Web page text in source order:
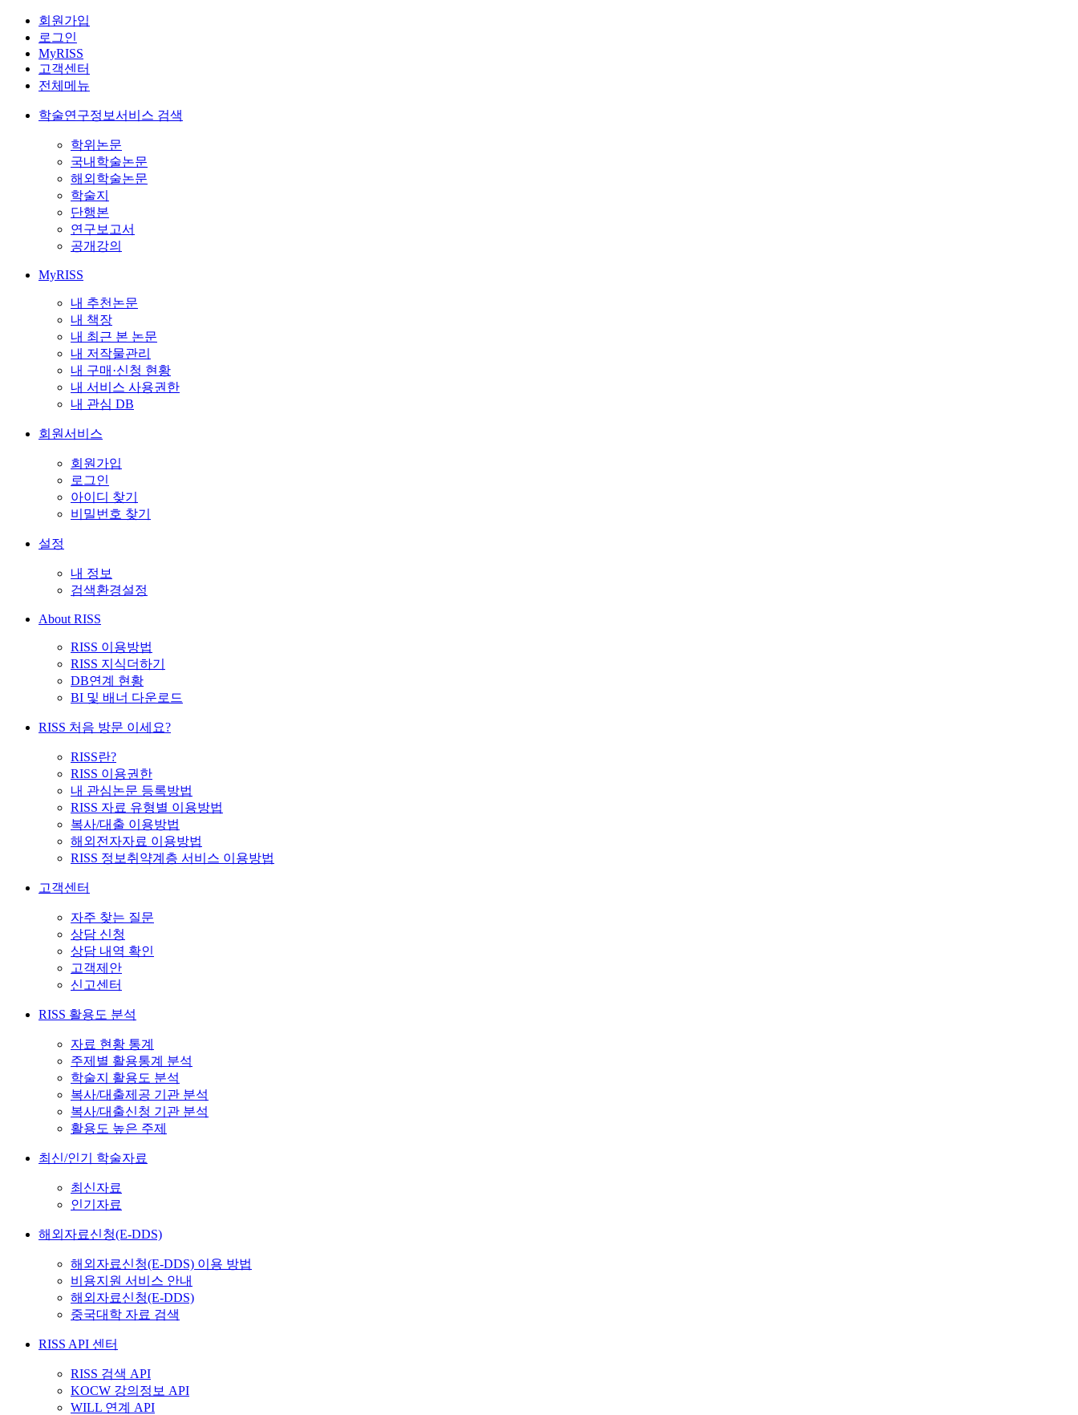
회원가입
로그인
MyRISS
고객센터
전체메뉴
학술연구정보서비스 검색
학위논문
국내학술논문
해외학술논문
학술지
단행본
연구보고서
공개강의
MyRISS
내 추천논문
내 책장
내 최근 본 논문
내 저작물관리
내 구매·신청 현황
내 서비스 사용권한
내 관심 DB
회원서비스
회원가입
로그인
아이디 찾기
비밀번호 찾기
설정
내 정보
검색환경설정
About RISS
RISS 이용방법
RISS 지식더하기
DB연계 현황
BI 및 배너 다운로드
RISS 처음 방문 이세요?
RISS란?
RISS 이용권한
내 관심논문 등록방법
RISS 자료 유형별 이용방법
복사/대출 이용방법
해외전자자료 이용방법
RISS 정보취약계층 서비스 이용방법
고객센터
자주 찾는 질문
상담 신청
상담 내역 확인
고객제안
신고센터
RISS 활용도 분석
자료 현황 통계
주제별 활용통계 분석
학술지 활용도 분석
복사/대출제공 기관 분석
복사/대출신청 기관 분석
활용도 높은 주제
최신/인기 학술자료
최신자료
인기자료
해외자료신청(E-DDS)
해외자료신청(E-DDS) 이용 방법
비용지원 서비스 안내
해외자료신청(E-DDS)
중국대학 자료 검색
RISS API 센터
RISS 검색 API
KOCW 강의정보 API
WILL 연계 API